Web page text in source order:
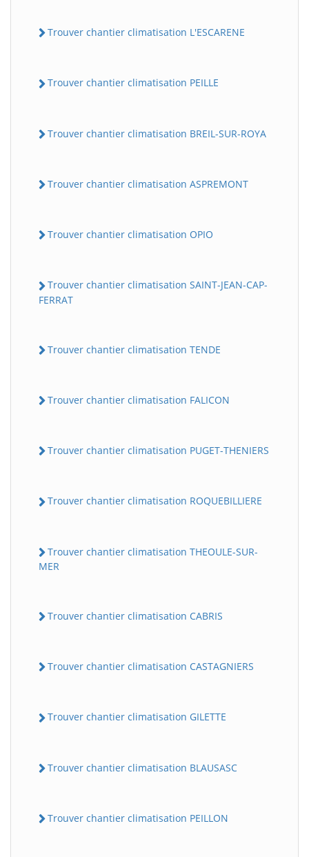
Trouver chantier climatisation L'ESCARENE
Trouver chantier climatisation PEILLE
Trouver chantier climatisation BREIL-SUR-ROYA
Trouver chantier climatisation ASPREMONT
Trouver chantier climatisation OPIO
Trouver chantier climatisation SAINT-JEAN-CAP-
FERRAT
Trouver chantier climatisation TENDE
Trouver chantier climatisation FALICON
Trouver chantier climatisation PUGET-THENIERS
Trouver chantier climatisation ROQUEBILLIERE
Trouver chantier climatisation THEOULE-SUR-
MER
Trouver chantier climatisation CABRIS
Trouver chantier climatisation CASTAGNIERS
Trouver chantier climatisation GILETTE
Trouver chantier climatisation BLAUSASC
Trouver chantier climatisation PEILLON